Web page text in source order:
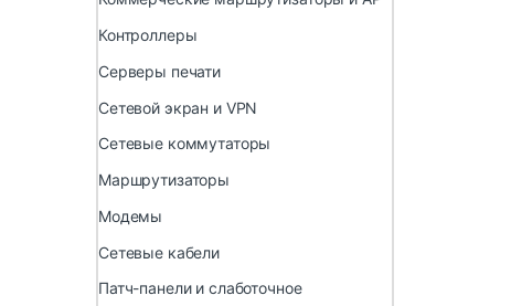
Контроллеры
Серверы печати
Сетевой экран и VPN
Сетевые коммутаторы
Маршрутизаторы
Модемы
Сетевые кабели
Патч-панели и слаботочное